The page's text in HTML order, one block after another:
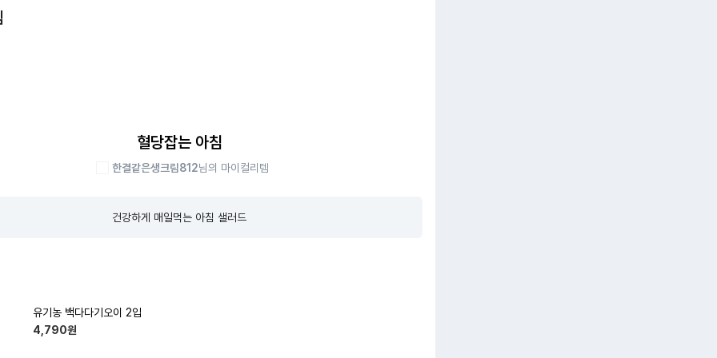
혈당잡는 아침
한결같은생크림812님의 마이컬리템
건강하게 매일먹는 아침 샐러드
유기농 백다다기오이 2입
4,790원